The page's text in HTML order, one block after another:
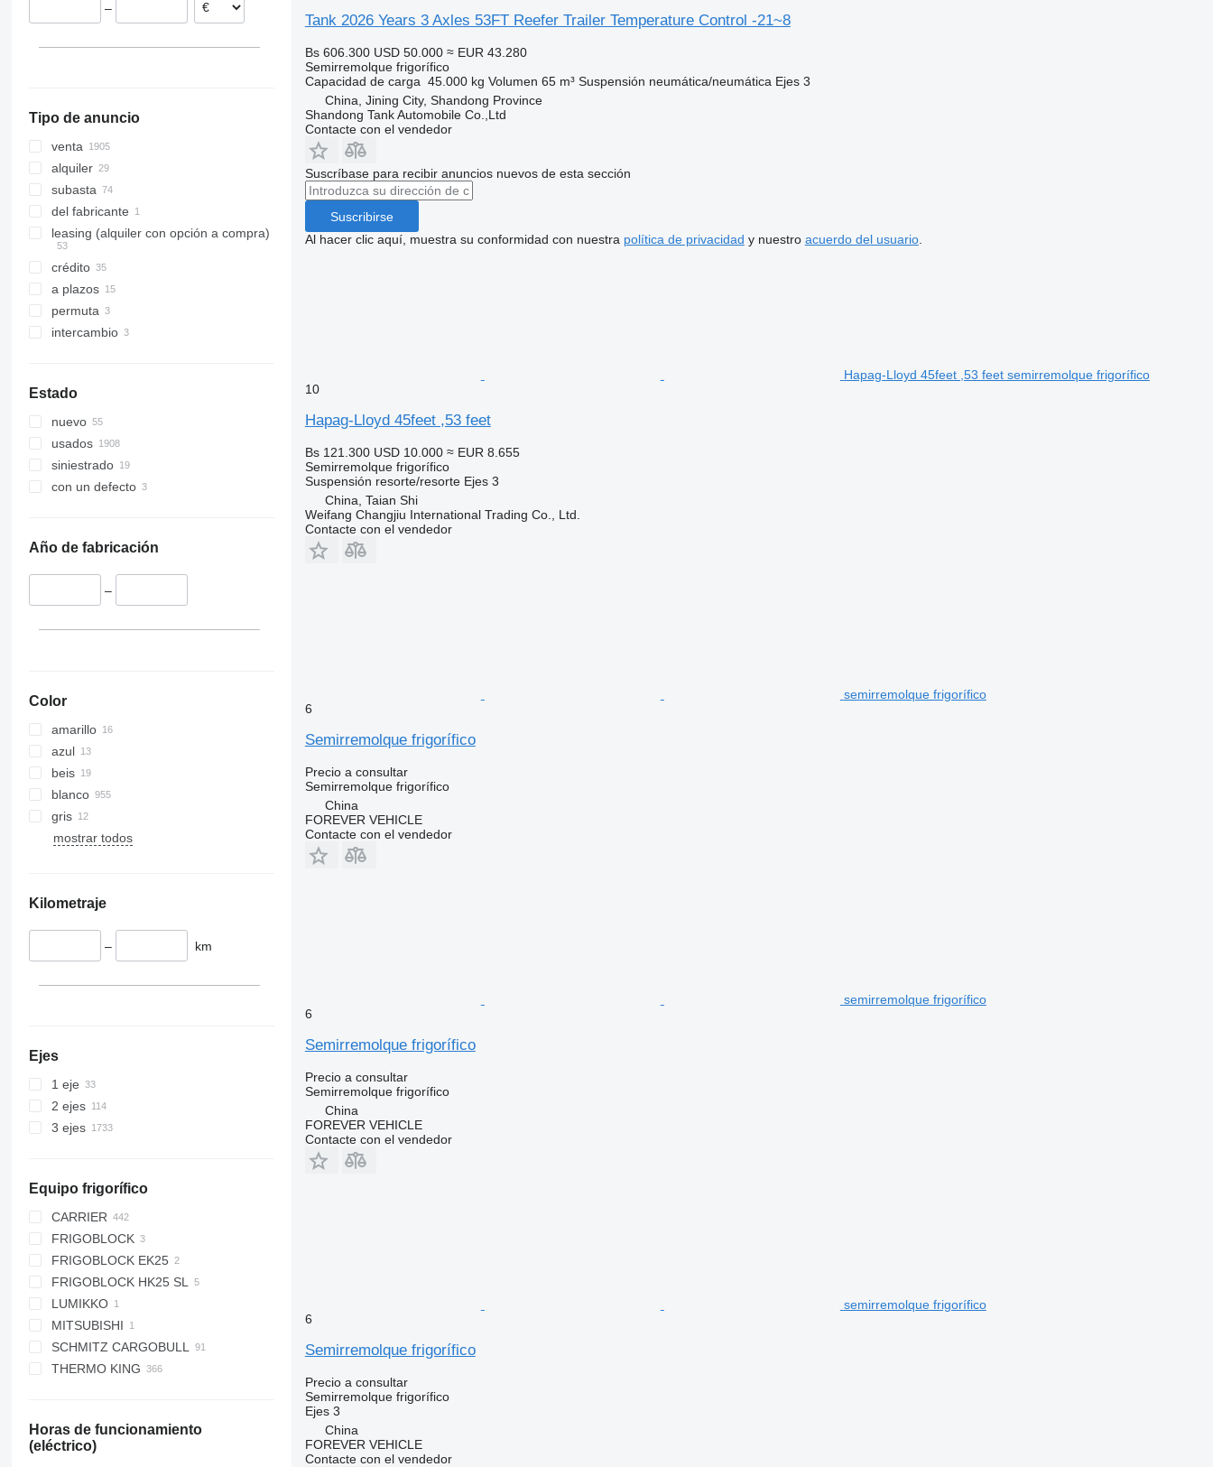
Rumanía
–
Tipo de anuncio
venta
alquiler
subasta
del fabricante
leasing (alquiler con opción a compra)
crédito
a plazos
permuta
intercambio
Estado
nuevo
usados
siniestrado
con un defecto
Año de fabricación
–
Color
amarillo
azul
beis
blanco
gris
mostrar todos
Kilometraje
– km
Ejes
1 eje
2 ejes
3 ejes
Equipo frigorífico
CARRIER
MAXIMA
MAXIMA 100
MAXIMA 1000
MAXIMA 1200
MAXIMA 1300
VECTOR
VECTOR 1350
VECTOR 1800
VECTOR 1800 MT
FRIGOBLOCK
FRIGOBLOCK EK25
FRIGOBLOCK HK25 SL
LUMIKKO
MITSUBISHI
SCHMITZ CARGOBULL
S.CU V 1.0
S.CU dc85
TKM
THERMO KING
SBIII
SL100E
Horas de funcionamiento
(eléctrico)
Tank 2026 Years 3 Axles 53FT Reefer Trailer Temperature Control -21~8
Bs 606.300 USD 50.000 ≈ EUR 43.280
Semirremolque frigorífico
Capacidad de carga 45.000 kg Volumen 65 m³ Suspensión neumática/neumática Ejes 3
China, Jining City, Shandong Province
Shandong Tank Automobile Co.,Ltd
Contacte con el vendedor
Suscríbase para recibir anuncios nuevos de esta sección
Suscribirse
Al hacer clic aquí, muestra su conformidad con nuestra política de privacidad y nuestro acuerdo del usuario.
Hapag-Lloyd 45feet ,53 feet semirremolque frigorífico
10
Hapag-Lloyd 45feet ,53 feet
Bs 121.300 USD 10.000 ≈ EUR 8.655
Semirremolque frigorífico
Suspensión resorte/resorte Ejes 3
China, Taian Shi
Weifang Changjiu International Trading Co., Ltd.
Contacte con el vendedor
semirremolque frigorífico
6
Semirremolque frigorífico
Precio a consultar
Semirremolque frigorífico
China
FOREVER VEHICLE
Contacte con el vendedor
semirremolque frigorífico
6
Semirremolque frigorífico
Precio a consultar
Semirremolque frigorífico
China
FOREVER VEHICLE
Contacte con el vendedor
semirremolque frigorífico
6
Semirremolque frigorífico
Precio a consultar
Semirremolque frigorífico
Ejes 3
China
FOREVER VEHICLE
Contacte con el vendedor